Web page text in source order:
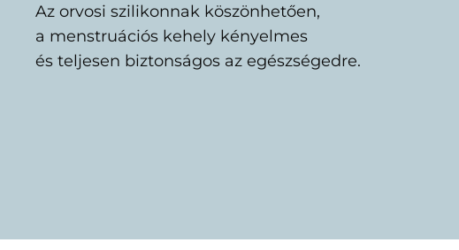
Az orvosi szilikonnak köszönhetően,
a menstruációs kehely kényelmes
és teljesen biztonságos az egészségedre.